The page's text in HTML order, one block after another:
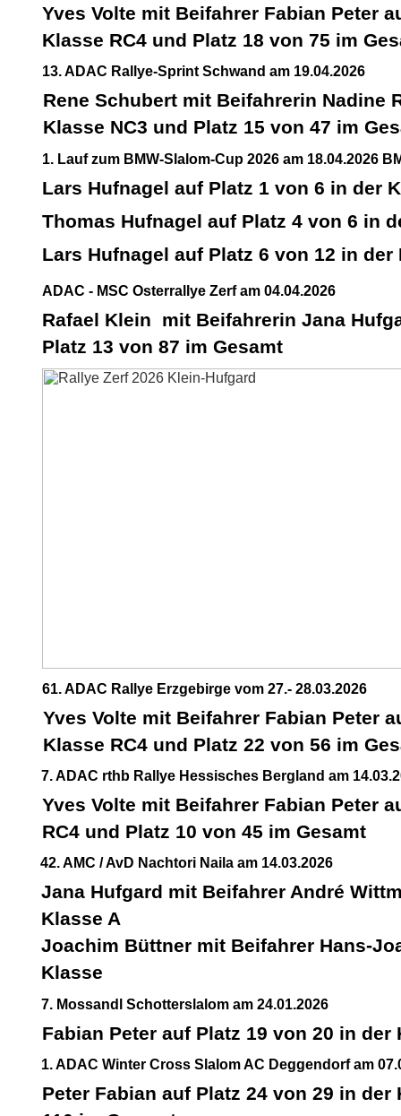
Yves Volte mit Beifahrer Fabian Peter
Klasse RC4 und Platz 18 von 75 im
13. ADAC Rallye-Sprint Schwand am 19.04.2026
Rene Schubert mit Beifahrerin Nadine
Klasse NC3 und Platz 15 von 47 im
1. Lauf zum BMW-Slalom-Cup 2026 am 18.04.2026
Lars Hufnagel auf Platz 1 von 6 in der
Thomas Hufnagel auf Platz 4 von 6 in
Lars Hufnagel auf Platz 6 von 12 in der
ADAC - MSC Osterrallye Zerf am 04.04.2026
Rafael Klein mit Beifahrerin Jana
Platz 13 von 87 im Gesamt
61. ADAC Rallye Erzgebirge vom 27.- 28.03.2026
Yves Volte mit Beifahrer Fabian Peter
Klasse RC4 und Platz 22 von 56 im
7. ADAC rthb Rallye Hessisches Bergland am
Yves Volte mit Beifahrer Fabian Peter
RC4 und Platz 10 von 45 im Gesamt
42. AMC / AvD Nachtori Naila am 14.03.2026
Jana Hufgard mit Beifahrer André
Klasse A
Joachim Büttner mit Beifahrer Hans-
Klasse
7. Mossandl Schotterslalom am 24.01.2026
Fabian Peter auf Platz 19 von 20 in der
1. ADAC Winter Cross Slalom AC Deggendorf am
Peter Fabian auf Platz 24 von 29 in